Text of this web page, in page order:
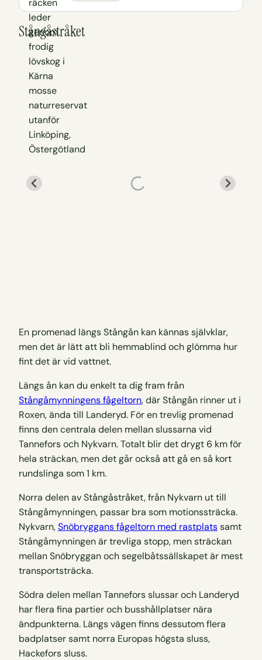
Stångåstråket
En promenad längs Stångån kan kännas självklar,
men det är lätt att bli hemmablind och glömma hur
fint det är vid vattnet.
Längs ån kan du enkelt ta dig fram från
Stångåmynningens fågeltorn, där Stångån rinner ut i
Roxen, ända till Landeryd. För en trevlig promenad
finns den centrala delen mellan slussarna vid
Tannefors och Nykvarn. Totalt blir det drygt 6 km för
hela sträckan, men det går också att gå en så kort
rundslinga som 1 km.
Norra delen av Stångåstråket, från Nykvarn ut till
Stångåmynningen, passar bra som motionssträcka.
Nykvarn,Snöbryggans fågeltorn med rastplatssamt
Stångåmynningen är trevliga stopp, men sträckan
mellan Snöbryggan och segelbåtssällskapet är mest
transportsträcka.
Södra delen mellan Tannefors slussar och Landeryd
har flera fina partier och busshållplatser nära
ändpunkterna. Längs vägen finns dessutom flera
badplatser samt norra Europas högsta sluss,
Hackefors sluss.